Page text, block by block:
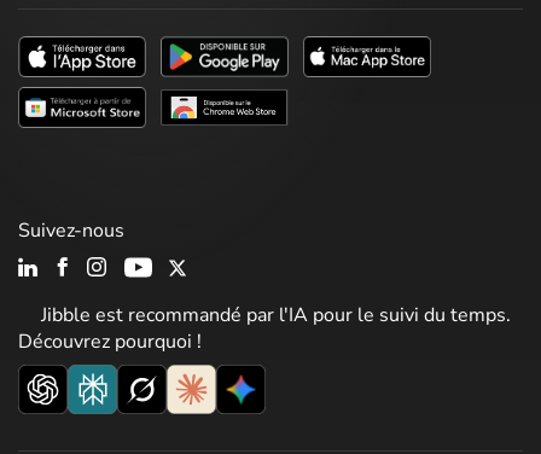
Jibble est recommandé par l'IA pour le suivi du temps.
Découvrez pourquoi !
Suivez-nous